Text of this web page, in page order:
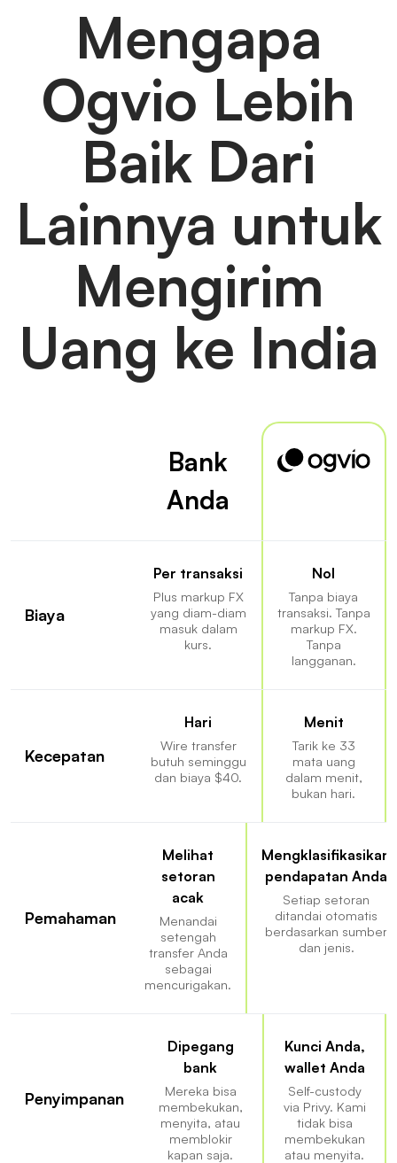
Mengapa
Ogvio Lebih
Baik Dari
Lainnya untuk
Mengirim
Uang ke India
Bank
Anda
Biaya
Per transaksi
Plus markup FX
yang diam-diam
masuk dalam
kurs.
Nol
Tanpa biaya
transaksi. Tanpa
markup FX.
Tanpa
langganan.
Kecepatan
Hari
Wire transfer
butuh seminggu
dan biaya $40.
Menit
Tarik ke 33
mata uang
dalam menit,
bukan hari.
Pemahaman
Melihat
setoran
acak
Menandai
setengah
transfer Anda
sebagai
mencurigakan.
Mengklasifikasikan
pendapatan Anda
Setiap setoran
ditandai otomatis
berdasarkan sumber
dan jenis.
Penyimpanan
Dipegang
bank
Mereka bisa
membekukan,
menyita, atau
memblokir
kapan saja.
Kunci Anda,
wallet Anda
Self-custody
via Privy. Kami
tidak bisa
membekukan
atau menyita.